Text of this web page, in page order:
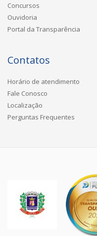
Concursos
Ouvidoria
Portal da Transparência
Contatos
Horário de atendimento
Fale Conosco
Localização
Perguntas Frequentes